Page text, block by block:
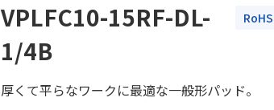
VPLFC10-15RF-DL-
1/4B
厚くて平らなワークに最適な一般形パッド。